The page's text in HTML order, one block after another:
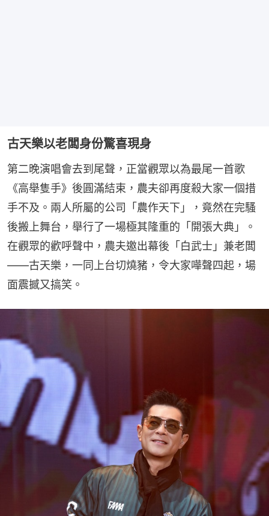
古天樂以老闆身份驚喜現身
第二晚演唱會去到尾聲，正當觀眾以為最尾一首歌
《高舉隻手》後圓滿結束，農夫卻再度殺大家一個措
手不及。兩人所屬的公司「農作天下」，竟然在完騷
後搬上舞台，舉行了一場極其隆重的「開張大典」。
在觀眾的歡呼聲中，農夫邀出幕後「白武士」兼老闆
——古天樂，一同上台切燒豬，令大家嘩聲四起，場
面震撼又搞笑。